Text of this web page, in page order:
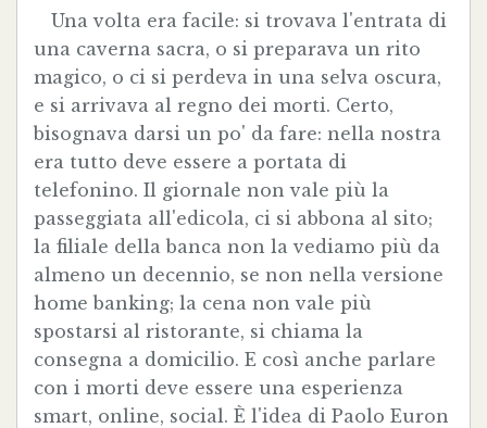
Una volta era facile: si trovava l'entrata di
una caverna sacra, o si preparava un rito
magico, o ci si perdeva in una selva oscura,
e si arrivava al regno dei morti. Certo,
bisognava darsi un po' da fare: nella nostra
era tutto deve essere a portata di
telefonino. Il giornale non vale più la
passeggiata all'edicola, ci si abbona al sito;
la filiale della banca non la vediamo più da
almeno un decennio, se non nella versione
home banking; la cena non vale più
spostarsi al ristorante, si chiama la
consegna a domicilio. E così anche parlare
con i morti deve essere una esperienza
smart, online, social. È l'idea di Paolo Euron